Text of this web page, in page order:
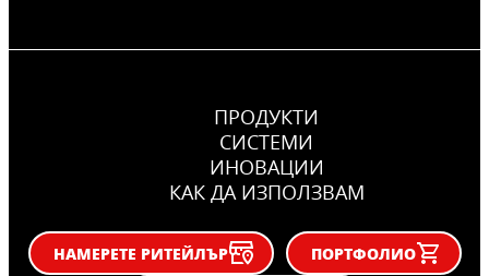
ПРОДУКТИ
СИСТЕМИ
ИНОВАЦИИ
КАК ДА ИЗПОЛЗВАМ
НАМЕРЕТЕ РИТЕЙЛЪР
ПОРТФОЛИО